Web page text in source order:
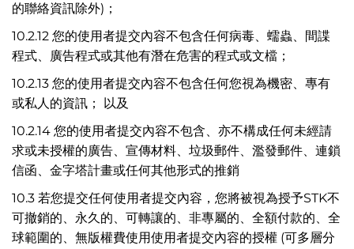
的聯絡資訊除外)；
10.2.12 您的使用者提交內容不包含任何病毒、蠕蟲、間諜
程式、廣告程式或其他有潛在危害的程式或文檔；
10.2.13 您的使用者提交內容不包含任何您視為機密、專有
或私人的資訊； 以及
10.2.14 您的使用者提交內容不包含、亦不構成任何未經請
求或未授權的廣告、宣傳材料、垃圾郵件、濫發郵件、連鎖
信函、金字塔計畫或任何其他形式的推銷
10.3 若您提交任何使用者提交內容，您將被視為授予STK不
可撤銷的、永久的、可轉讓的、非專屬的、全額付款的、全
球範圍的、無版權費使用使用者提交內容的授權 (可多層分